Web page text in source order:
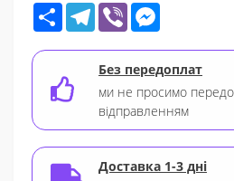
Share Telegram
Viber
Без передоплат
ми не просимо
відправленням
Доставка 1-3 дні